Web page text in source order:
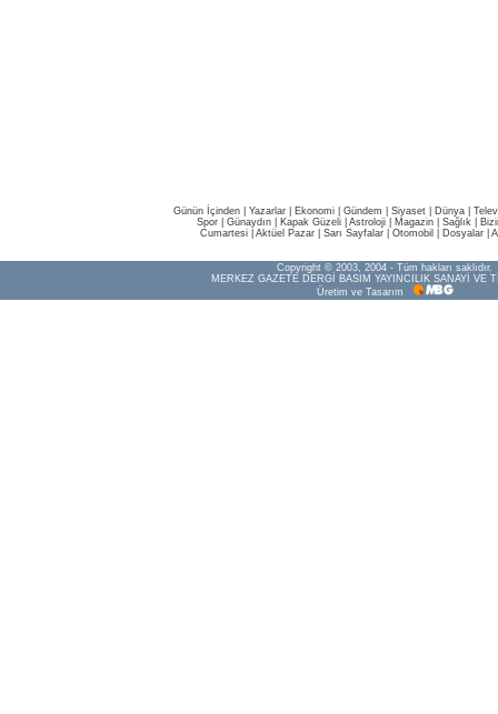
Günün İçinden Yazarlar Ekonomi Gündem Siyaset Dünya |
Spor
Günaydın Kapak Güzeli Astroloji Magazin Sağlık
Cumartesi| Aktüel Pazar| Sarı Sayfalar| Otomobil Dosyalar|
Copyright © 2003, 2004 - Tüm hakları saklıdır.
MERKEZ GAZETE DERGİ BASIM YAYINCILIK SANAYİ VE
Üretim ve Tasarım